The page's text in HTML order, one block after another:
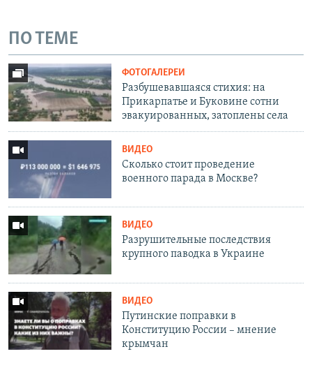
ПО ТЕМЕ
ФОТОГАЛЕРЕИ
Разбушевавшаяся стихия: на
Прикарпатье и Буковине сотни
эвакуированных, затоплены села
ВИДЕО
Сколько стоит проведение
военного парада в Москве?
ВИДЕО
Разрушительные последствия
крупного паводка в Украине
ВИДЕО
Путинские поправки в
Конституцию России – мнение
крымчан